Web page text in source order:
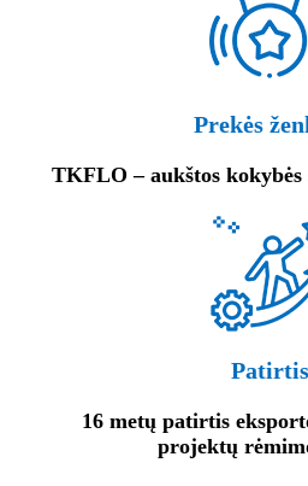
Prekės
TKFLO – aukštos
Patirtis
16 metų patirtis
projektų